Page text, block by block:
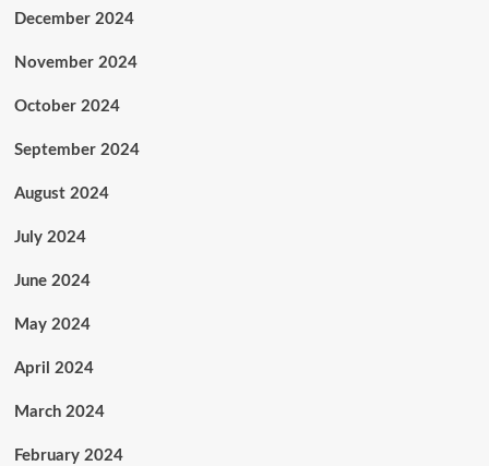
December 2024
November 2024
October 2024
September 2024
August 2024
July 2024
June 2024
May 2024
April 2024
March 2024
February 2024